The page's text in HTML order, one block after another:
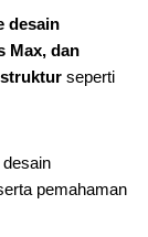
desain
Max, dan
seperti
pemahaman